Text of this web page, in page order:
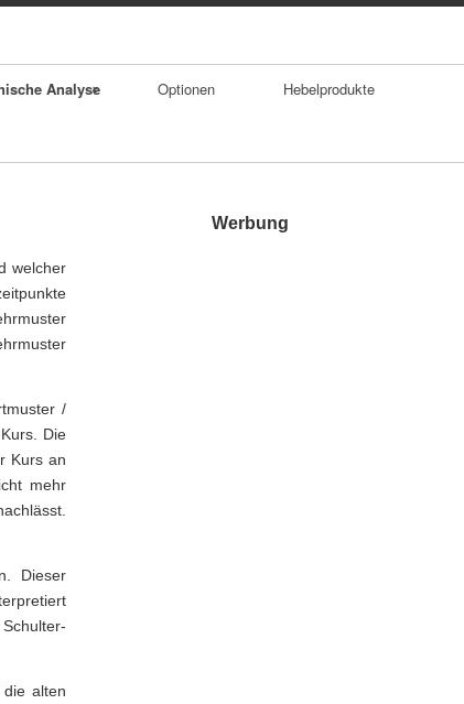
Analyse Optionen Hebelprodukte
welcher
/
Die
Kurs an
mehr
Dieser
alten
Werbung